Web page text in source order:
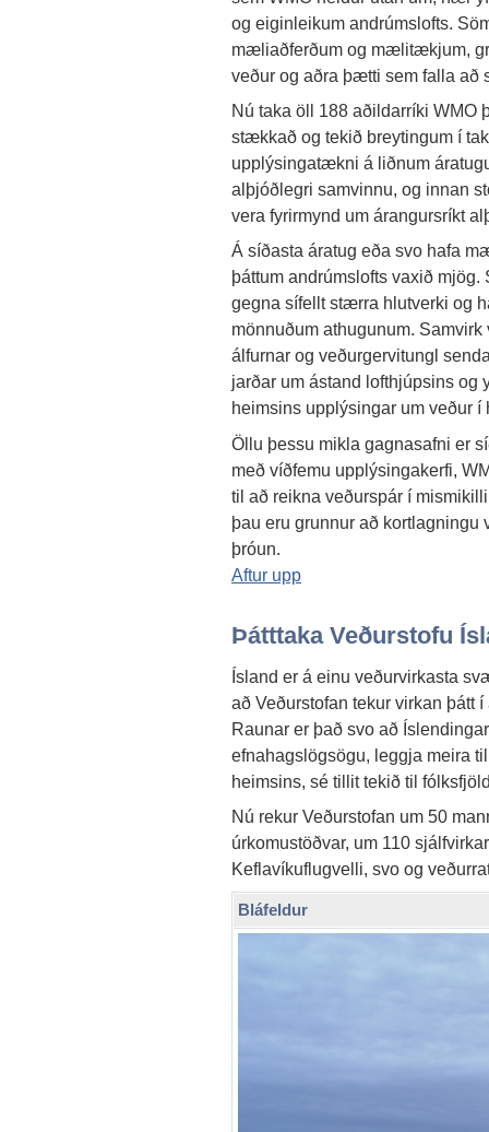
og eiginleikum andrúmslofts.
mæliaðferðum og mælitækjum,
veður og aðra þætti sem falla að
Nú taka öll 188 aðildarríki WMO
stækkað og tekið breytingum í
upplýsingatækni á liðnum
alþjóðlegri samvinnu, og innan
vera fyrirmynd um árangursríkt
Á síðasta áratug eða svo hafa
þáttum andrúmslofts vaxið
gegna sífellt stærra hlutverki og
mönnuðum athugunum.
álfurnar og veðurgervitungl
jarðar um ástand lofthjúpsins og
heimsins upplýsingar um veður
Öllu þessu mikla gagnasafni er
með víðfemu upplýsingakerfi,
til að reikna veðurspár í
þau eru grunnur að kortlagningu
þróun.
Aftur upp
Þátttaka Veðurstofu
Ísland er á einu veðurvirkasta
að Veðurstofan tekur virkan þátt
Raunar er það svo að
efnahagslögsögu, leggja meira
heimsins, sé tillit tekið til
Nú rekur Veðurstofan um 50
úrkomustöðvar, um 110
Keflavíkuflugvelli, svo og
Bláfeldur